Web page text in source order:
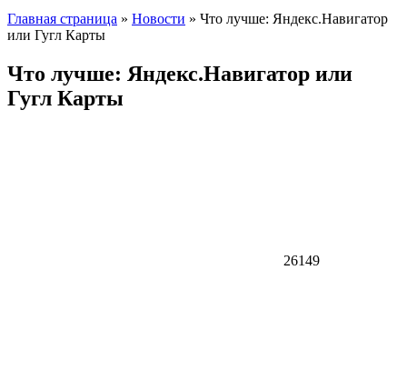
Главная страница » Новости » Что лучше: Яндекс.Навигатор
или Гугл Карты
Что лучше: Яндекс.Навигатор или
Гугл Карты
26149